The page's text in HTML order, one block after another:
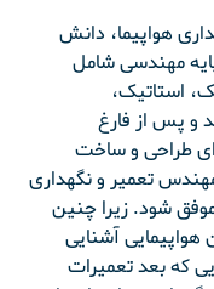
هواپیما، دانش
مهندسی شامل
استاتیک،
و پس از فارغ
طراحی و ساخت
تعمیر و نگهداری
موفق شود. زیرا چنین
هواپیمایی آشنایی
که بعد تعمیرات